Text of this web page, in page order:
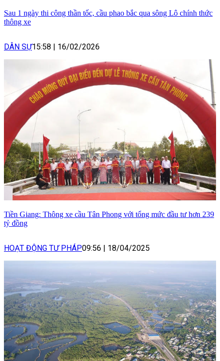
Sau 1 ngày thi công thần tốc, cầu phao bắc qua sông Lô chính thức
thông xe
DÂN SỰ15:58 | 16/02/2026
Tiền Giang: Thông xe cầu Tân Phong với tổng mức đầu tư hơn 239
tỷ đồng
HOẠT ĐỘNG TƯ PHÁP09:56 | 18/04/2025